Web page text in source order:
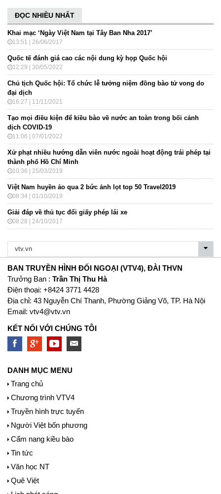
ĐỌC NHIỀU NHẤT
Khai mạc ‘Ngày Việt Nam tại Tây Ban Nha 2017’
13:51 | 26/06/2017
Quốc tế đánh giá cao các nội dung kỳ họp Quốc hội
12:29 | 30/05/2022
Chủ tịch Quốc hội: Tổ chức lễ tưởng niệm đồng bào tử vong do
đại dịch
16:27 | 11/11/2021
Tạo mọi điều kiện để kiều bào về nước an toàn trong bối cảnh
dịch COVID-19
11:06 | 07/01/2022
Xử phạt nhiều hướng dẫn viên nước ngoài hoạt động trái phép tại
thành phố Hồ Chí Minh
10:36 | 25/03/2019
Việt Nam huyền ảo qua 2 bức ảnh lọt top 50 Travel2019
08:34 | 01/10/2019
Giải đáp về thủ tục đổi giấy phép lái xe
08:28 | 24/10/2017
BAN TRUYỀN HÌNH ĐỐI NGOẠI (VTV4), ĐÀI THVN
Trưởng Ban : Trần Thị Thu Hà
Ðiện thoại: +8424 3771 4428
Địa chỉ: 43 Nguyễn Chí Thanh, Phường Giảng Võ, TP. Hà Nội
Email: vtv4@vtv.vn
KẾT NỐI VỚI CHÚNG TÔI
DANH MỤC MENU
Trang chủ
Chương trình VTV4
Truyền hình trực tuyến
Người Việt bốn phương
Cẩm nang kiều bào
Tin tức
Văn học NT
Quê Việt